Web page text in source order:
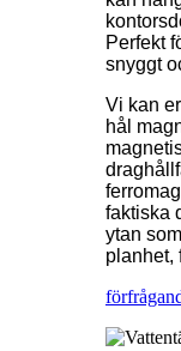
Perfekt
snyggt
Vi kan
hål
faktiska
ytan
planhet,
förfrågan